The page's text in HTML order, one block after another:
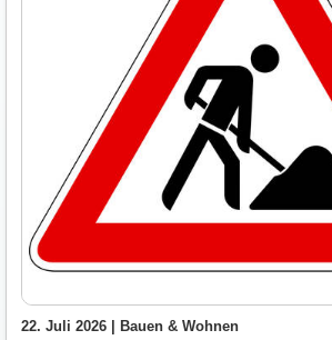
22. Juli 2026 | Bauen & Wohnen